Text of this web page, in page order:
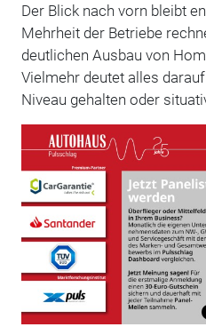
Der Blick nach vorn bleibt
Mehrheit der Betriebe
deutlichen Ausbau von
Vielmehr deutet alles
Niveau gehalten oder